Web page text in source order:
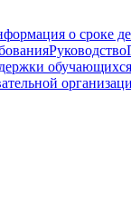
о сроке
Руководство
обучающихся